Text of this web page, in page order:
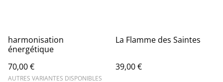
harmonisation
énergétique
70,00 €
AUTRES VARIANTES DISPONIBLES
La Flamme des Saintes
39,00 €